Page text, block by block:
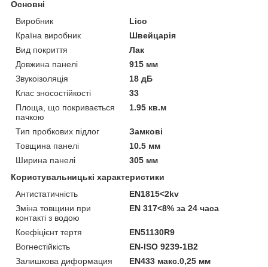
Основні
Виробник
Lico
Країна виробник
Швейцарія
Вид покриття
Лак
Довжина панелі
915 мм
Звукоізоляція
18 дБ
Клас зносостійкості
33
Площа, що покривається
пачкою
1.95 кв.м
Тип пробкових підлог
Замкові
Товщина панелі
10.5 мм
Ширина панелі
305 мм
Користувальницькі характеристики
Антистатичність
EN1815<2kv
Зміна товщини при
контакті з водою
ЕN 317<8% за 24 часа
Коефіцієнт тертя
ЕN51130R9
Вогнестійкість
ЕN-ISO 9239-1B2
Залишкова диформация
ЕN433 макс.0,25 мм